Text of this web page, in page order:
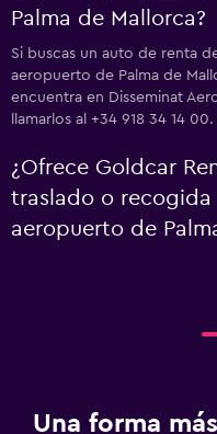
Palma de Mallorca?
Si buscas un auto de renta
aeropuerto de Palma de
encuentra en Disseminat
llamarlos al +34 918 34 14 00.
¿Ofrece Goldcar
traslado o
aeropuerto de
Una forma